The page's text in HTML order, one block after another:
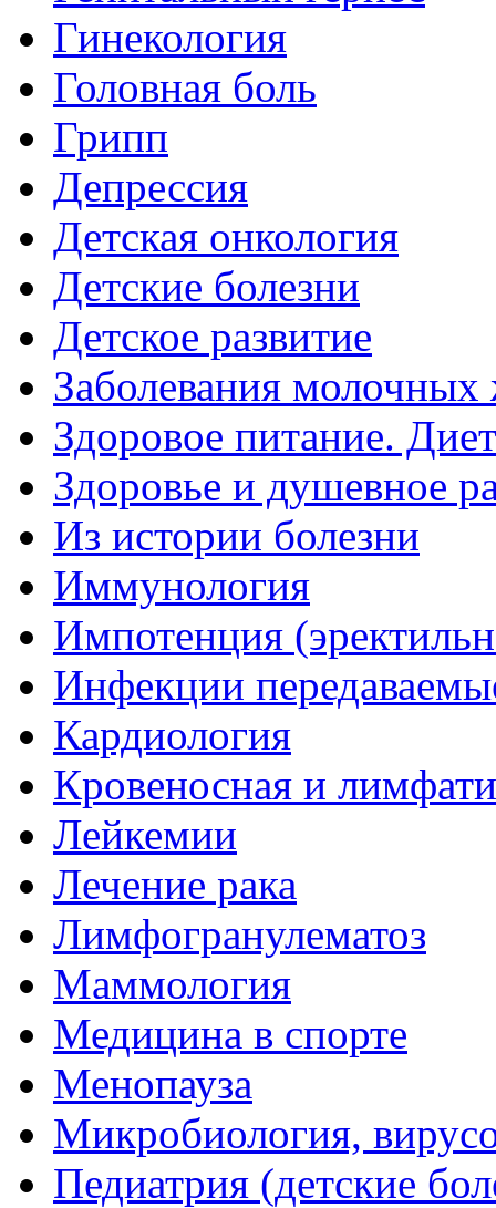
Гинекология
Головная боль
Грипп
Депрессия
Детская онкология
Детские болезни
Детское развитие
Заболевания молочных
Здоровое питание.
Здоровье и душевное
Из истории болезни
Иммунология
Импотенция
Инфекции
Кардиология
Кровеносная и
Лейкемии
Лечение рака
Лимфогранулематоз
Маммология
Медицина в спорте
Менопауза
Микробиология,
Педиатрия (детские